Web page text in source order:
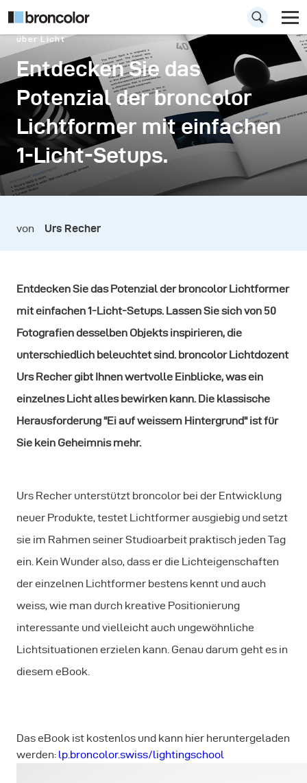
über Licht
Entdecken Sie das
Potenzial der broncolor
Lichtformer mit einfachen
1-Licht-Setups.
von Urs Recher
Entdecken Sie das Potenzial der broncolor Lichtformer
mit einfachen 1-Licht-Setups. Lassen Sie sich von 50
Fotografien desselben Objekts inspirieren, die
unterschiedlich beleuchtet sind. broncolor Lichtdozent
Urs Recher gibt Ihnen wertvolle Einblicke, was ein
einzelnes Licht alles bewirken kann. Die klassische
Herausforderung "Ei auf weissem Hintergrund" ist für
Sie kein Geheimnis mehr.
Urs Recher unterstützt broncolor bei der Entwicklung
neuer Produkte, testet Lichtformer ausgiebig und setzt
sie im Rahmen seiner Studioarbeit praktisch jeden Tag
ein. Kein Wunder also, dass er die Lichteigenschaften
der einzelnen Lichtformer bestens kennt und auch
weiss, wie man durch kreative Positionierung
interessante und vielleicht auch ungewöhnliche
Lichtsituationen erzielen kann. Genau darum geht es in
diesem eBook.
Das eBook ist kostenlos und kann hier heruntergeladen
werden: lp.broncolor.swiss/lightingschool